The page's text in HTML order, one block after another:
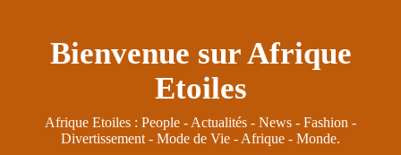
Bienvenue sur Afrique
Etoiles
Afrique Etoiles : People - Actualités - News - Fashion -
Divertissement - Mode de Vie - Afrique - Monde.